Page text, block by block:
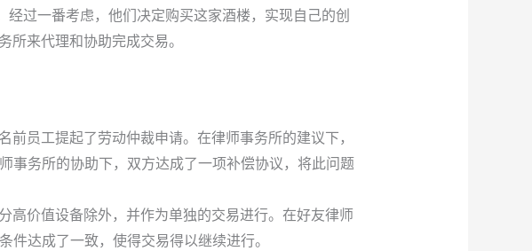
过一番考虑，他们决定购买这家酒楼，实现自己的创
来代理和协助完成交易。
员工提起了劳动仲裁申请。在律师事务所的建议下，
事务所的协助下，双方达成了一项补偿协议，将此问题
高价值设备除外，并作为单独的交易进行。在好友律师
达成了一致，使得交易得以继续进行。